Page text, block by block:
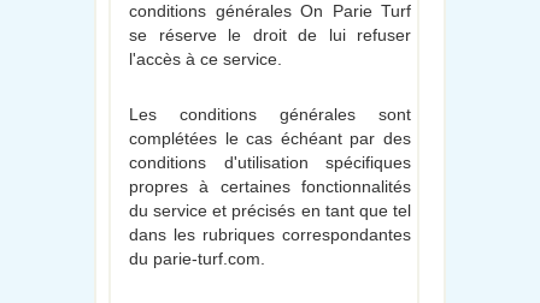
conditions générales On Parie Turf
se réserve le droit de lui refuser
l'accès à ce service.
Les conditions générales sont
complétées le cas échéant par des
conditions d'utilisation spécifiques
propres à certaines fonctionnalités
du service et précisés en tant que tel
dans les rubriques correspondantes
du parie-turf.com.